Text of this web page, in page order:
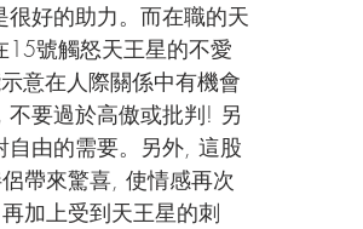
好的助力。而在職的天
15號觸怒天王星的不愛
意在人際關係中有機會
要過於高傲或批判! 另
由的需要。另外, 這股
帶來驚喜, 使情感再次
加上受到天王星的刺